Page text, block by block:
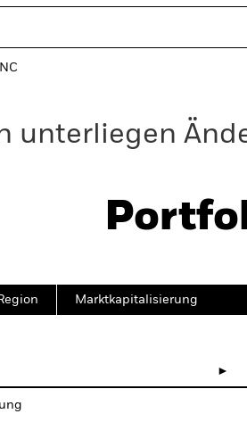
unterliegen
Marktkapitalisierung